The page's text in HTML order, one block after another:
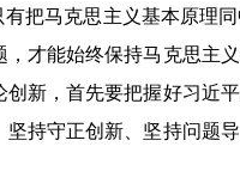
把马克思主义基本原理
才能始终保持马克思主
新，首先要把握好习近
持守正创新、坚持问题